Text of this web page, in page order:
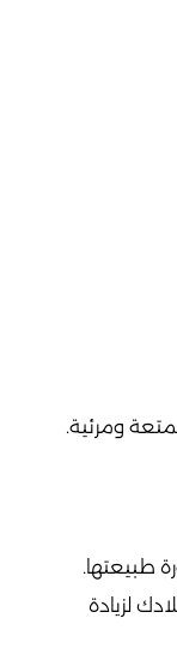
ومرئية.
طبيعتها.
لزيادة